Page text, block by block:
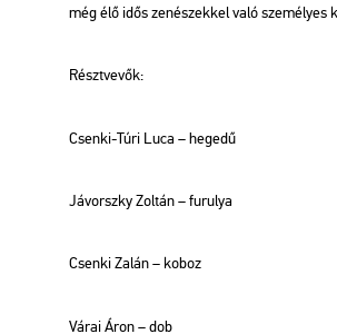
még élő idős ze­né­szek­kel való sze­mé­lyes
Részt­ve­vők:
Csen­ki-Túri Luca – he­ge­dű
Já­vorsz­ky Zol­tán – fu­ru­lya
Csen­ki Zalán – koboz
Várai Áron – dob